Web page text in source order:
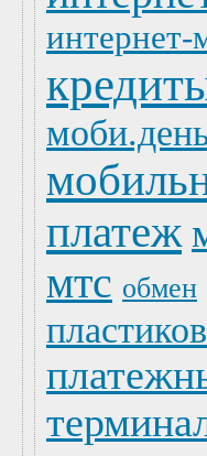
интернет-
платеж
мтс обмен